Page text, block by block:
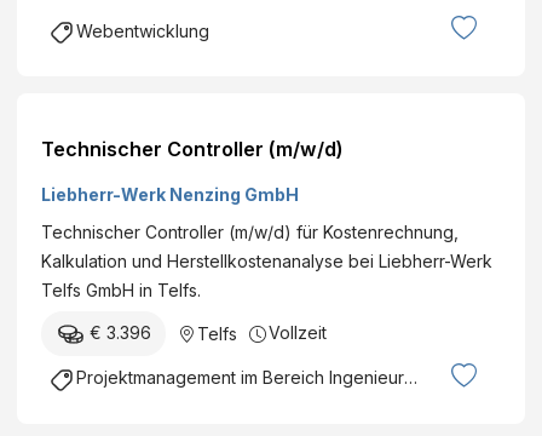
Webentwicklung
Technischer Controller (m/w/d)
Liebherr-Werk Nenzing GmbH
Technischer Controller (m/w/d) für Kostenrechnung,
Kalkulation und Herstellkostenanalyse bei Liebherr-Werk
Telfs GmbH in Telfs.
€ 3.396 Telfs Vollzeit
Projektmanagement im Bereich Ingenieurswesen